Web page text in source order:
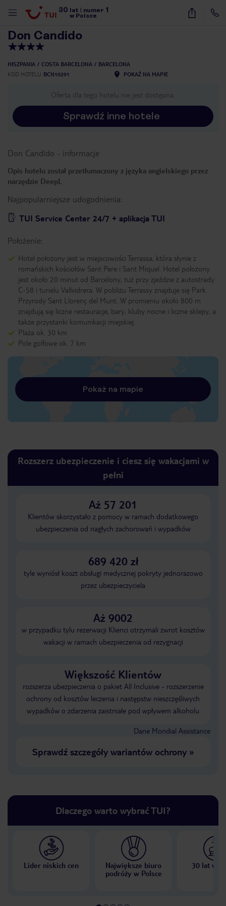
30 lat numer 1
w Polsce
40
Don Candido
HISZPANIA COSTA BARCELONA
BARCELONA
KOD HOTELU BCN10291 POKAŻ NA MAPIE
Oferta dla tego hotelu nie jest dostępna.
Sprawdź inne hotele
Don Candido - informacje
Opis hotelu został przetłumaczony z języka angielskiego przez
narzędzie DeepL
Najpopularniejsze udogodnienia:
TUI Service Center 24/7 + aplikacja TUI
Położenie:
Hotel położony jest w miejscowości Terrassa, która słynie z
romańskich kościołów Sant Pere i Sant Miquel. Hotel położony
jest około 20 minut od Barcelony, tuż przy zjeździe z autostrady
C-58 i tunelu Vallvidrera. W pobliżu Terrassy znajduje się Park
Przyrody Sant Llorenç del Munt. W promieniu około 800 m
znajdują się liczne restauracje, bary, kluby nocne i liczne sklepy, a
także przystanki komunikacji miejskiej.
Plaża ok. 30 km
Pole golfowe ok. 7 km
Pokaż na mapie
Rozszerz ubezpieczenie i ciesz się wakacjami w
pełni
Aż 57 201
Klientów skorzystało z pomocy w ramach dodatkowego
ubezpieczenia od nagłych zachorowań i wypadków
689 420 zł
tyle wyniósł koszt obsługi medycznej pokryty jednorazowo
przez ubezpieczyciela
Aż 9002
w przypadku tylu rezerwacji Klienci otrzymali zwrot kosztów
wakacji w ramach ubezpieczenia od rezygnacji
Większość Klientów
rozszerza ubezpieczenia o pakiet All Inclusive - rozszerzenie
ochrony od kosztów leczenia i następstw nieszczęśliwych
wypadków o zdarzenia zaistniałe pod wpływem alkoholu
Dane Mondial Assistance
Sprawdź szczegóły wariantów ochrony»
Dlaczego warto wybrać TUI?
Lider niskich cen
Największe biuro
podróży w Polsce
30 lat w